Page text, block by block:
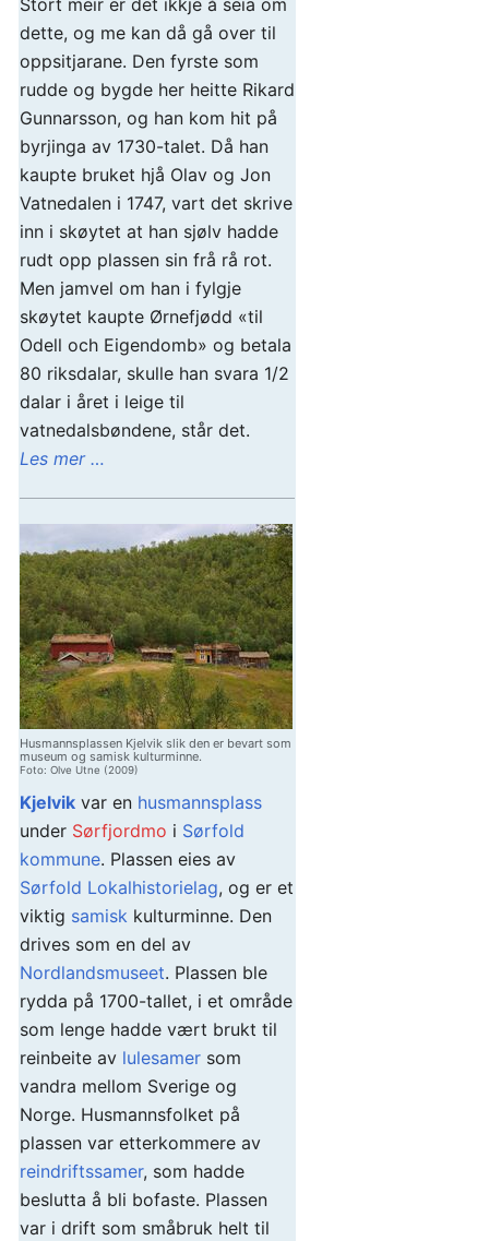
dette, og me kan då gå over til
oppsitjarane. Den fyrste som
rudde og bygde her heitte Rikard
Gunnarsson, og han kom hit på
byrjinga av 1730-talet. Då han
kaupte bruket hjå Olav og Jon
Vatnedalen i 1747, vart det skrive
inn i skøytet at han sjølv hadde
rudt opp plassen sin frå rå rot.
Men jamvel om han i fylgje
skøytet kaupte Ørnefjødd «til
Odell och Eigendomb» og betala
80 riksdalar, skulle han svara 1/2
dalar i året i leige til
vatnedalsbøndene, står det.
Les mer …
Husmannsplassen Kjelvik slik den er bevart som
museum og samisk kulturminne.
Foto: Olve Utne (2009)
Kjelvik var en husmannsplass
under Sørfjordmo i Sørfold
kommune. Plassen eies av
Sørfold Lokalhistorielag, og er et
viktig samisk kulturminne. Den
drives som en del av
Nordlandsmuseet. Plassen ble
rydda på 1700-tallet, i et område
som lenge hadde vært brukt til
reinbeite av lulesamer som
vandra mellom Sverige og
Norge. Husmannsfolket på
plassen var etterkommere av
reindriftssamer, som hadde
beslutta å bli bofaste. Plassen
var i drift som småbruk helt til